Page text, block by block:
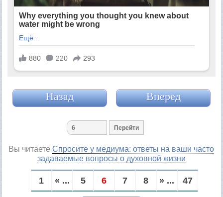
Назад Вперед
Вы читаетеСпросите у медиума: ответы на ваши часто
задаваемые вопросы о духовной жизни
1 « ... 5 6 7 8 » ... 47